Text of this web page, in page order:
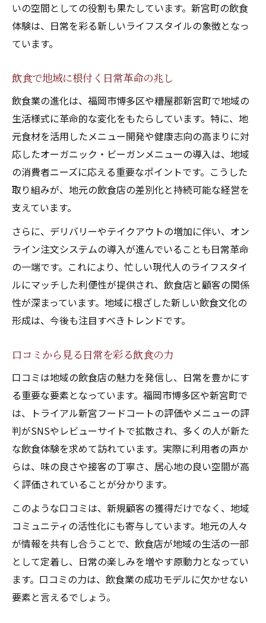
いの空間としての役割も果たしています。新宮町の飲食
体験は、日常を彩る新しいライフスタイルの象徴となっ
ています。
飲食で地域に根付く日常革命の兆し
飲食業の進化は、福岡市博多区や糟屋郡新宮町で地域の
生活様式に革命的な変化をもたらしています。特に、地
元食材を活用したメニュー開発や健康志向の高まりに対
応したオーガニック・ビーガンメニューの導入は、地域
の消費者ニーズに応える重要なポイントです。こうした
取り組みが、地元の飲食店の差別化と持続可能な経営を
支えています。
さらに、デリバリーやテイクアウトの増加に伴い、オン
ライン注文システムの導入が進んでいることも日常革命
の一端です。これにより、忙しい現代人のライフスタイ
ルにマッチした利便性が提供され、飲食店と顧客の関係
性が深まっています。地域に根ざした新しい飲食文化の
形成は、今後も注目すべきトレンドです。
口コミから見る日常を彩る飲食の力
口コミは地域の飲食店の魅力を発信し、日常を豊かにす
る重要な要素となっています。福岡市博多区や新宮町で
は、トライアル新宮フードコートの評価やメニューの評
判がSNSやレビューサイトで拡散され、多くの人が新た
な飲食体験を求めて訪れています。実際に利用者の声か
らは、味の良さや接客の丁寧さ、居心地の良い空間が高
く評価されていることが分かります。
このような口コミは、新規顧客の獲得だけでなく、地域
コミュニティの活性化にも寄与しています。地元の人々
が情報を共有し合うことで、飲食店が地域の生活の一部
として定着し、日常の楽しみを増やす原動力となってい
ます。口コミの力は、飲食業の成功モデルに欠かせない
要素と言えるでしょう。